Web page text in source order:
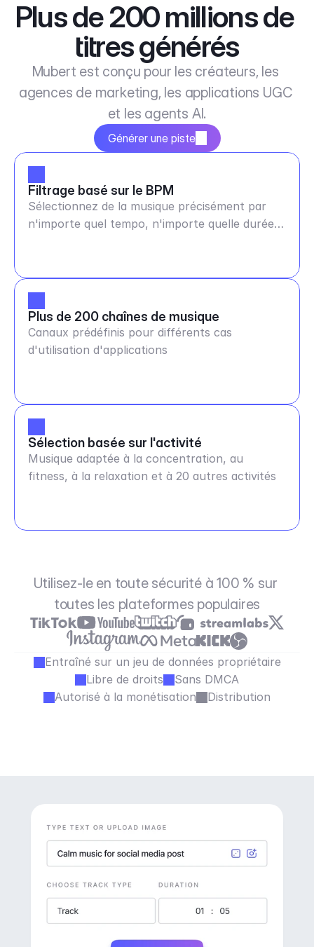
Plus de 200 millions de
titres générés
Mubert est conçu pour les créateurs, les
agences de marketing, les applications UGC
et les agents AI.
Générer une piste
Filtrage basé sur le BPM
Sélectionnez de la musique précisément par
n'importe quel tempo, n'importe quelle durée
Plus de 200 chaînes de musique
Canaux prédéfinis pour différents cas
d'utilisation d'applications
Sélection basée sur l'activité
Musique adaptée à la concentration, au
fitness, à la relaxation et à 20 autres activités
Utilisez-le en toute sécurité à 100 % sur
toutes les plateformes populaires
Entraîné sur un jeu de données propriétaire
Libre de droits
Sans DMCA
Autorisé à la monétisation
Distribution